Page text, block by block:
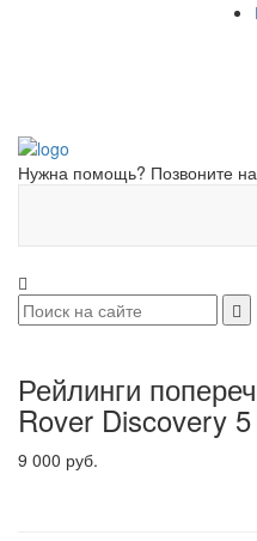
Нужна помощь? Позвоните
Рейлинги
Rover Discovery 5
9 000 руб.